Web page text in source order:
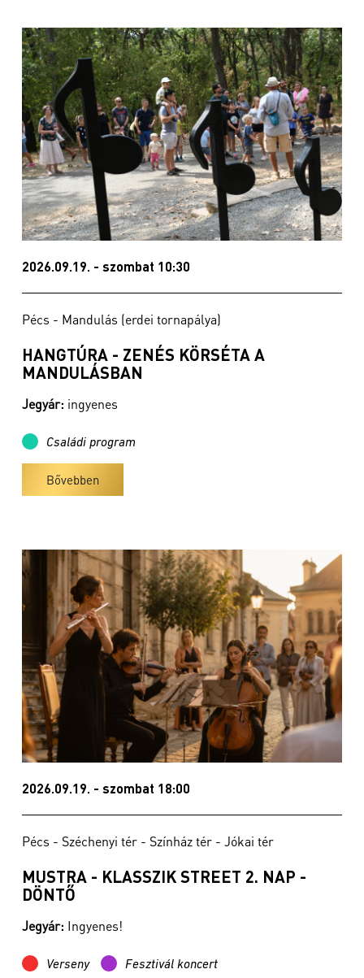
2026.09.19. - szombat 10:30
Pécs - Mandulás (erdei tornapálya)
HANGTÚRA - ZENÉS KÖRSÉTA A
MANDULÁSBAN
Jegyár: ingyenes
Családi program
Bővebben
2026.09.19. - szombat 18:00
Pécs - Széchenyi tér - Színház tér - Jókai tér
MUSTRA - KLASSZIK STREET 2. NAP -
DÖNTŐ
Jegyár: Ingyenes!
Verseny Fesztivál koncert